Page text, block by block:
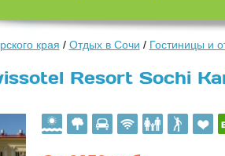
края / Отдых в Сочи / Гостиницы и
Resort Sochi